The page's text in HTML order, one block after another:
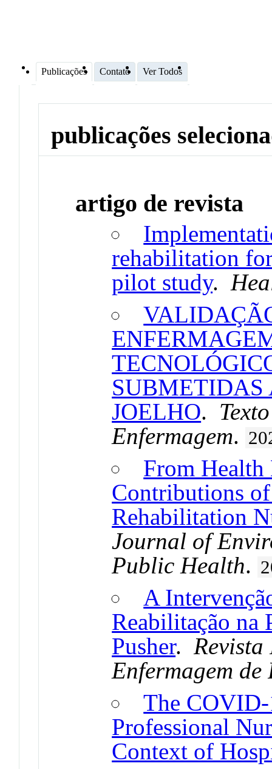
Publicações Contato Ver Todos
publicações
artigo de revista
rehabilitation
pilot study.
SUBMETIDAS
JOELHO.
Enfermagem.
From
Contributions
Rehabilitation
Journal of
Public Health.
A
Reabilitação na
Pusher.Revista
Enfermagem
The COVID-
Professional
Context of